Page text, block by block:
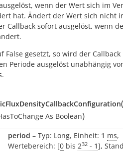
wenn der Wert sich im
hat. Ändert der Wert sich nicht
Callback sofort ausgelöst, wenn
False gesetzt, so wird der Callback
Periode ausgelöst unabhängig
(
As Boolean)
period – Typ: Long, Einheit: 1 ms,
Wertebereich: [0 bis 232 - 1],